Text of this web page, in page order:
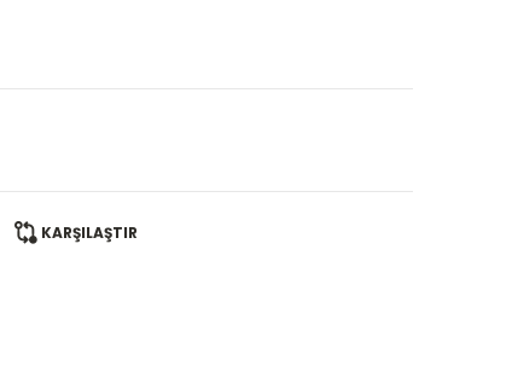
KARŞILAŞTIR